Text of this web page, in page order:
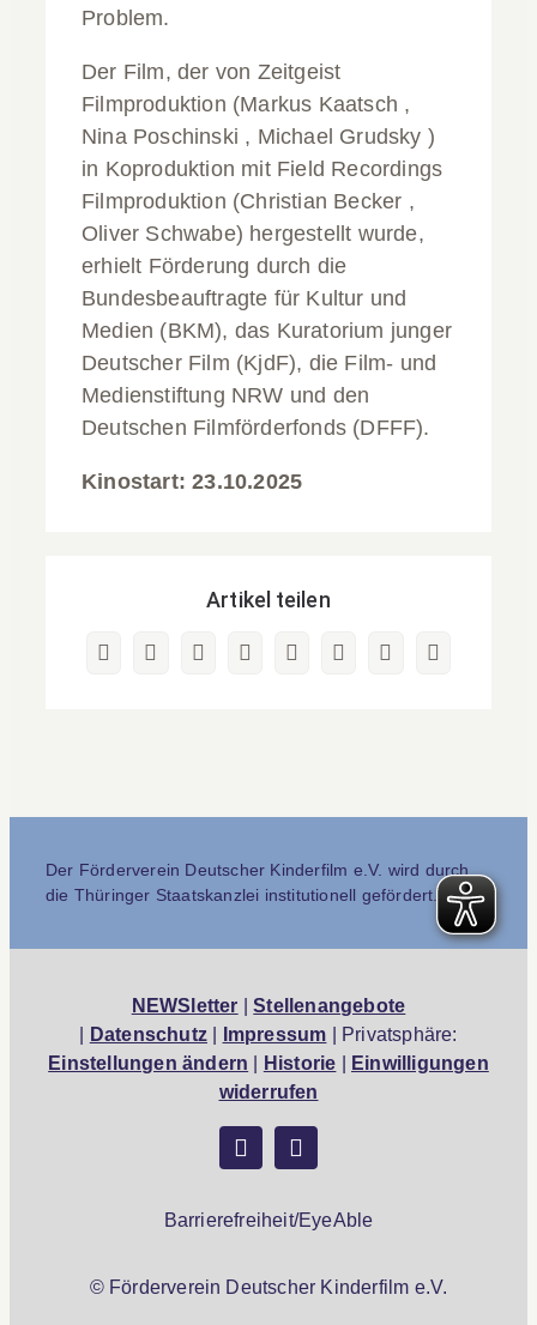
Problem.
Der Film, der von Zeitgeist
Filmproduktion (Markus Kaatsch ,
Nina Poschinski , Michael Grudsky )
in Koproduktion mit Field Recordings
Filmproduktion (Christian Becker ,
Oliver Schwabe) hergestellt wurde,
erhielt Förderung durch die
Bundesbeauftragte für Kultur und
Medien (BKM), das Kuratorium junger
Deutscher Film (KjdF), die Film- und
Medienstiftung NRW und den
Deutschen Filmförderfonds (DFFF).
Kinostart: 23.10.2025
Artikel teilen
Facebook
X RedditLinkedInWhatsApp
Pinterest
Vk
E-
Der Förderverein Deutscher Kinderfilm e.V. wird durch
die Thüringer Staatskanzlei institutionell gefördert.
NEWSletter |Stellenangebote
Datenschutz| Impressum | Privatsphäre:
Einstellungen ändern
Historie
Einwilligungen
widerrufen
Barrierefreiheit/EyeAble
© Förderverein Deutscher Kinderfilm e.V.